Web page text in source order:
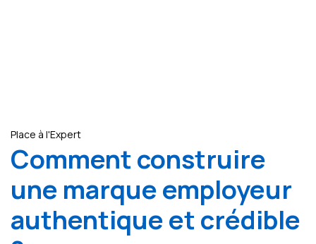
Place à l'Expert
Comment construire
une marque employeur
authentique et crédible